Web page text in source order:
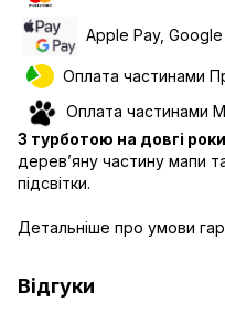
Apple Pay,
Оплата частинами
Оплата частинами
З турботою на довгі
дерев’яну частину мапи
підсвітки.
Детальніше про умови
Відгуки